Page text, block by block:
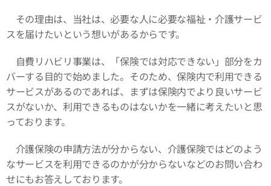
その理由は、当社は、必要な人に必要な福祉・介護サービ
スを届けたいという想いがあるからです。
自費リハビリ事業は、「保険では対応できない」部分をカ
バーする目的で始めました。そのため、保険内で利用できる
サービスがあるのであれば、まずは保険内でより良いサービ
スがないか、利用できるものはないかを一緒に考えたいと思
っております。
介護保険の申請方法が分からない、介護保険ではどのよう
なサービスを利用できるのかが分からないなどのお問い合わ
せにもお答えしております。